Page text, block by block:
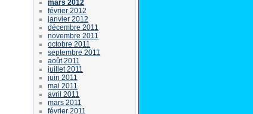
mars 2012
février 2012
janvier 2012
décembre 2011
novembre 2011
octobre 2011
septembre 2011
août 2011
juillet 2011
juin 2011
mai 2011
avril 2011
mars 2011
février 2011